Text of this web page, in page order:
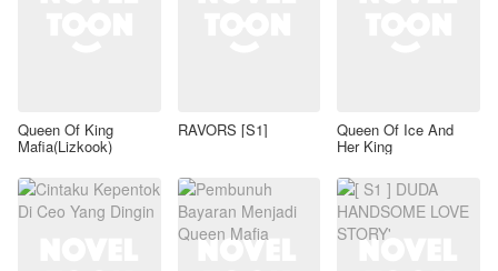
Queen Of King
Mafia(Lizkook)
RAVORS [S1] Queen Of Ice And
Her King